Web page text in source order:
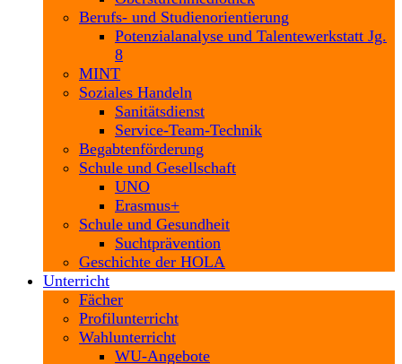
Berufs- und Studienorientierung
Potenzialanalyse und Talentewerkstatt Jg.
8
MINT
Soziales Handeln
Sanitätsdienst
Service-Team-Technik
Begabtenförderung
Schule und Gesellschaft
UNO
Erasmus+
Schule und Gesundheit
Suchtprävention
Geschichte der HOLA
Unterricht
Fächer
Profilunterricht
Wahlunterricht
WU-Angebote